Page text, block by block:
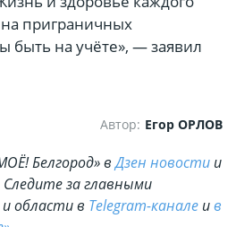
приграничных
быть на учёте», — заявил
Автор: Егор ОРЛОВ
Белгород» вДзен новости и
Cледите за главными
области в Telegram-канале ив